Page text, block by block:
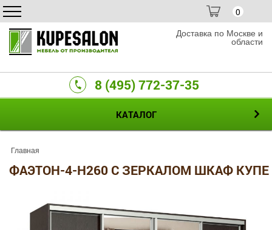
0
Доставка по Москве и
области
8 (495) 772-37-35
КАТАЛОГ
Главная
ФАЭТОН-4-H260 С ЗЕРКАЛОМ ШКАФ КУПЕ